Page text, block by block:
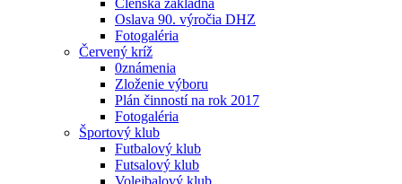
Členská základňa
Oslava 90. výročia DHZ
Fotogaléria
Červený kríž
0známenia
Zloženie výboru
Plán činností na rok 2017
Fotogaléria
Športový klub
Futbalový klub
Futsalový klub
Volejbalový klub